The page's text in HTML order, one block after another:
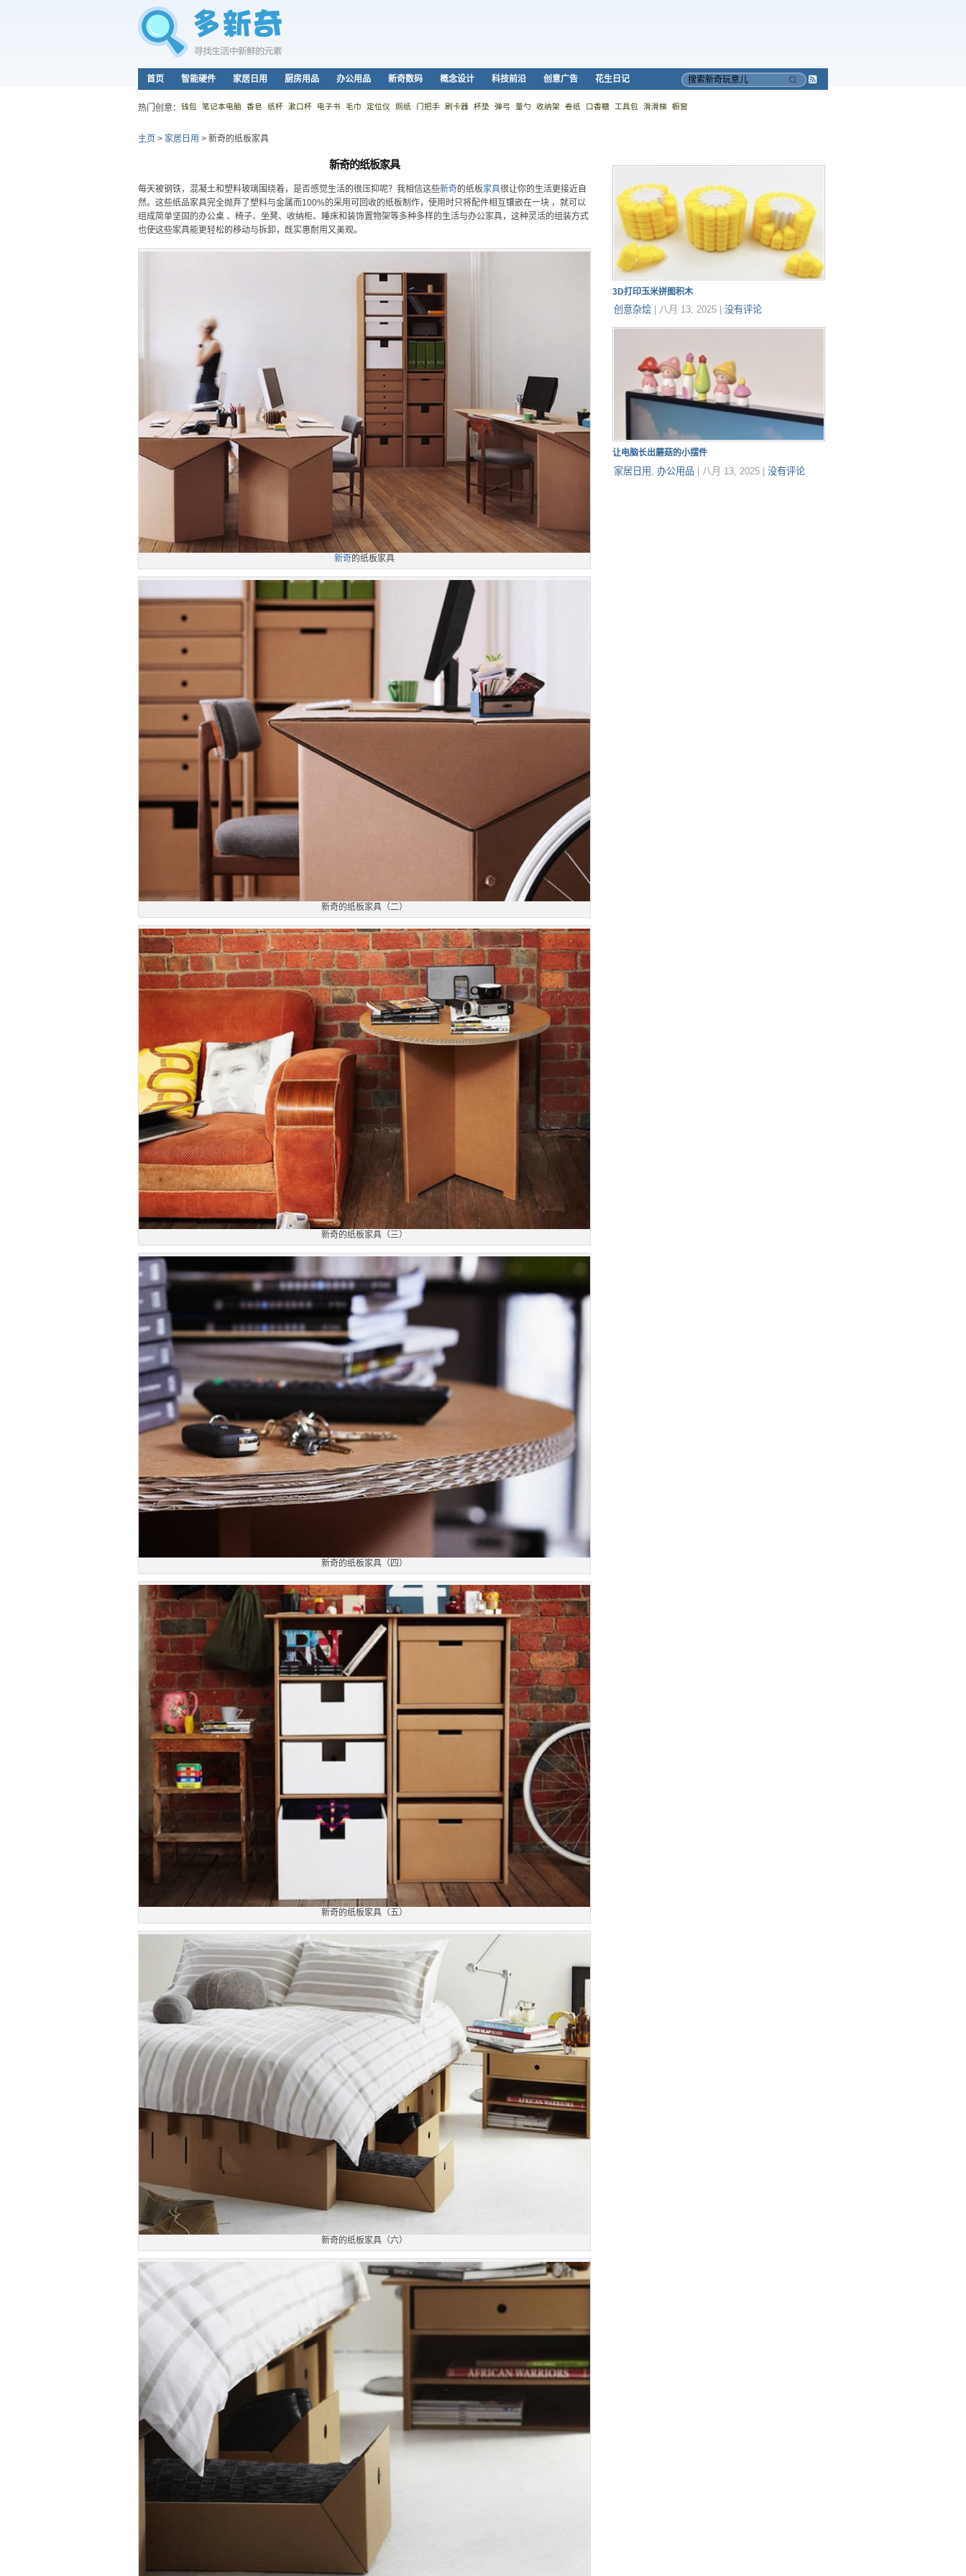
首页 智能硬件 家居日用 厨房用品 办公用品 新奇数码 概念设计 科技前沿 创意广告 花生日记
Subscribe
搜
热门创意： 钱包 笔记本电脑 香皂 纸杯 漱口杯 电子书 毛巾 定位仪 厕纸 门把手 刷卡器 杯垫 弹弓 量勺 收纳架 卷纸 口香糖 工具包 滑滑梯 橱窗
主页 > 家居日用 > 新奇的纸板家具
新奇的纸板家具
每天被钢铁，混凝土和塑料玻璃围绕着，是否感觉生活的很压抑呢？我相信这些新奇的纸板家具很让你的生活更接近自
然。这些纸品家具完全抛弃了塑料与金属而100%的采用可回收的纸板制作，使用时只将配件相互镶嵌在一块 ，就可以
组成简单坚固的办公桌 、椅子、坐凳、收纳柜、睡床和装饰置物架等多种多样的生活与办公家具，这种灵活的组装方式
也使这些家具能更轻松的移动与拆卸，既实惠耐用又美观。
新奇的纸板家具
新奇的纸板家具（二）
新奇的纸板家具（三）
新奇的纸板家具（四）
新奇的纸板家具（五）
新奇的纸板家具（六）
3D打印玉米拼图积木
创意杂烩 八月 13, 2025 没有评论
让电脑长出蘑菇的小摆件
家居日用 办公用品 八月 13, 2025 没有评论